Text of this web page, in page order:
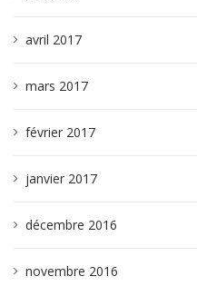
avril 2017
mars 2017
février 2017
janvier 2017
décembre 2016
novembre 2016